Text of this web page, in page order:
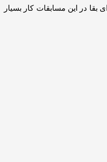
تنها با ۸ امتیاز در رده هجدهم جدول قرار دارد و برای بقا در این مسابقات کار بسیار